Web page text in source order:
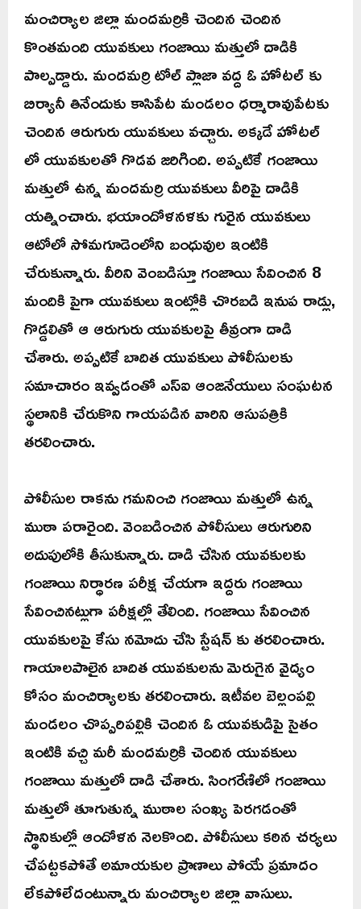
మంచిర్యాల జిల్లా మందమర్రికి చెందిన చెందిన
కొంతమంది యువకులు గంజాయి మత్తులో దాడికి
పాల్పడ్డారు. మందమర్రి టోల్ ప్లాజా వద్ద ఓ హోటల్ కు
బిర్యానీ తినేందుకు కాసిపేట మండలం ధర్మారావుపేటకు
చెందిన ఆరుగురు యువకులు వచ్చారు. అక్కడే హోటల్
లో యువకులతో గొడవ జరిగింది. అప్పటికే గంజాయి
మత్తులో ఉన్న మందమర్రి యువకులు వీరిపై దాడికి
యత్నించారు. భయాందోళనళకు గురైన యువకులు
ఆటోలో సోమగూడెంలోని బంధువుల ఇంటికి
చేరుకున్నారు. వీరిని వెంబడిస్తూ గంజాయి సేవించిన 8
మందికి పైగా యువకులు ఇంట్లోకి చొరబడి ఇనుప రాడ్లు,
గొడ్డలితో ఆ ఆరుగురు యువకులపై తీవ్రంగా దాడి
చేశారు. అప్పటికే బాదిత యువకులు పోలీసులకు
సమాచారం ఇవ్వడంతో ఎస్ఐ ఆంజనేయులు సంఘటన
స్థలానికి చేరుకొని గాయపడిన వారిని ఆసుపత్రికి
తరలించారు.
పోలీసుల రాకను గమనించి గంజాయి మత్తులో ఉన్న
ముఠా పరారైంది. వెంబడించిన పోలీసులు ఆరుగురిని
అదుపులోకి తీసుకున్నారు. దాడి చేసిన యువకులకు
గంజాయి నిర్ధారణ పరీక్ష చేయగా ఇద్దరు గంజాయి
సేవించినట్లుగా పరీక్షల్లో తేలింది. గంజాయి సేవించిన
యువకులపై కేసు నమోదు చేసి స్టేషన్ కు తరలించారు.
గాయాలపాలైన బాదిత యువకులను మెరుగైన వైద్యం
కోసం మంచిర్యాలకు తరలించారు. ఇటీవల బెల్లంపల్లి
మండలం చొప్పరిపల్లికి చెందిన ఓ యువకుడిపై సైతం
ఇంటికి వచ్చి మరీ మందమర్రికి చెందిన యువకులు
గంజాయి మత్తులో దాడి చేశారు. సింగరేణిలో గంజాయి
మత్తులో తూగుతున్న ముఠాల సంఖ్య పెరగడంతో
స్థానికుల్లో ఆందోళన నెలకొంది. పోలీసులు కఠిన చర్యలు
చేపట్టకపోతే అమాయకుల ప్రాణాలు పోయే ప్రమాదం
లేకపోలేదంటున్నారు మంచిర్యాల జిల్లా వాసులు.